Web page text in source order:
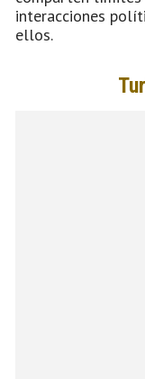
interacciones
ellos.